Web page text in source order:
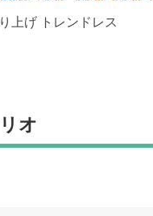
上げ トレンドレス
オ